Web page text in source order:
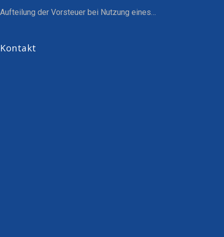
Aufteilung der Vorsteuer bei Nutzung eines…
Kontakt